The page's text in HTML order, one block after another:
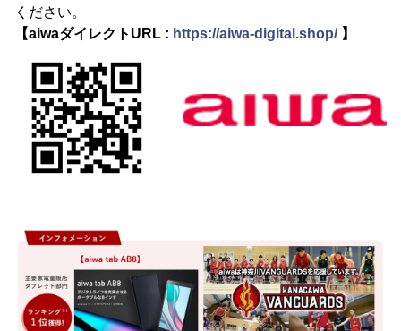
ください。
【aiwaダイレクトURL : https://aiwa-digital.shop/ 】